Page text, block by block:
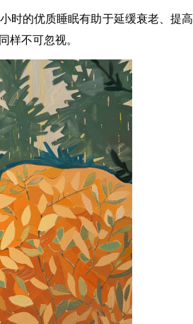
时的优质睡眠有助于延缓衰老、提高
样不可忽视。